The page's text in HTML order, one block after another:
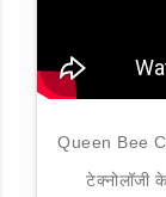
Queen Bee
टेक्नोलॉजी